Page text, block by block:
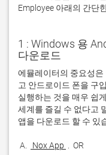
Employee 아래의 간단
1 : Windows 용
다운로드
에뮬레이터의 중요성은
고 안드로이드 폰을 구
실행하는 것을 매우 쉽
세계를 즐길 수 없다고
A. Nox App